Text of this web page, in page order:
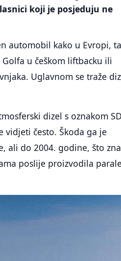
koji je posjeduju ne
automobil kako u Evropi,
u češkom liftbacku ili
Uglavnom se traže
dizel s oznakom
vidjeti često. Škoda ga je
ali do 2004. godine, što
poslije proizvodila